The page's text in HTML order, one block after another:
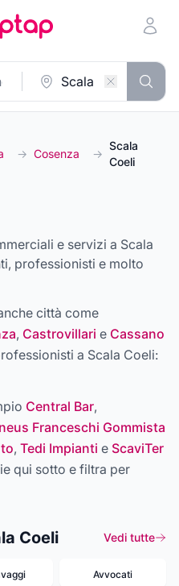
→ Cosenza →
Scala
Coeli
e servizi a Scala
professionisti e molto
città come
, Castrovillari e Cassano
a Scala Coeli:
Central Bar,
Franceschi Gommista
, Tedi Impianti e ScaviTer
qui sotto e filtra per
Coeli Vedi tutte
Avvocati